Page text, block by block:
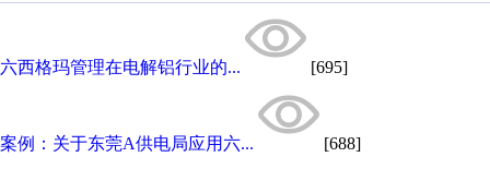
六西格玛管理在电解铝行业的... [695]
案例：关于东莞A供电局应用六... [688]